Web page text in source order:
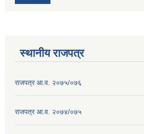
स्थानीय राजपत्र
राजपत्र आ.व. २०७५/०७६
राजपत्र आ.व. २०७४/०७५